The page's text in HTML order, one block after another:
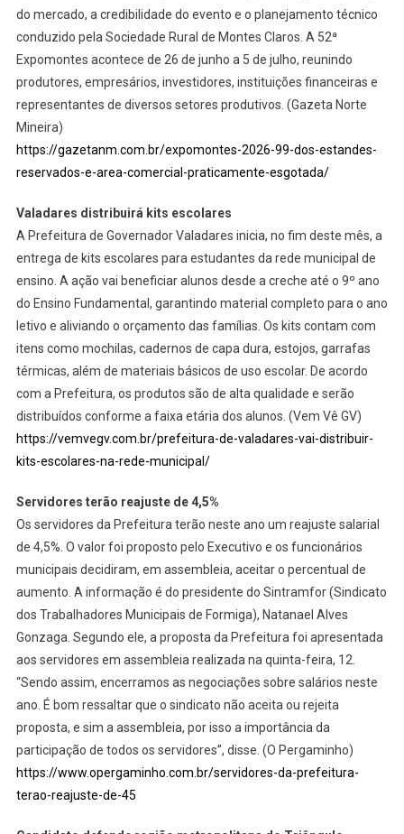
do mercado, a credibilidade do evento e o planejamento técnico
conduzido pela Sociedade Rural de Montes Claros. A 52ª
Expomontes acontece de 26 de junho a 5 de julho, reunindo
produtores, empresários, investidores, instituições financeiras e
representantes de diversos setores produtivos. (Gazeta Norte
Mineira)
https://gazetanm.com.br/expomontes-2026-99-dos-estandes-
reservados-e-area-comercial-praticamente-esgotada/
Valadares distribuirá kits escolares
A Prefeitura de Governador Valadares inicia, no fim deste mês, a
entrega de kits escolares para estudantes da rede municipal de
ensino. A ação vai beneficiar alunos desde a creche até o 9º ano
do Ensino Fundamental, garantindo material completo para o ano
letivo e aliviando o orçamento das famílias. Os kits contam com
itens como mochilas, cadernos de capa dura, estojos, garrafas
térmicas, além de materiais básicos de uso escolar. De acordo
com a Prefeitura, os produtos são de alta qualidade e serão
distribuídos conforme a faixa etária dos alunos. (Vem Vê GV)
https://vemvegv.com.br/prefeitura-de-valadares-vai-distribuir-
kits-escolares-na-rede-municipal/
Servidores terão reajuste de 4,5%
Os servidores da Prefeitura terão neste ano um reajuste salarial
de 4,5%. O valor foi proposto pelo Executivo e os funcionários
municipais decidiram, em assembleia, aceitar o percentual de
aumento. A informação é do presidente do Sintramfor (Sindicato
dos Trabalhadores Municipais de Formiga), Natanael Alves
Gonzaga. Segundo ele, a proposta da Prefeitura foi apresentada
aos servidores em assembleia realizada na quinta-feira, 12.
“Sendo assim, encerramos as negociações sobre salários neste
ano. É bom ressaltar que o sindicato não aceita ou rejeita
proposta, e sim a assembleia, por isso a importância da
participação de todos os servidores”, disse. (O Pergaminho)
https://www.opergaminho.com.br/servidores-da-prefeitura-
terao-reajuste-de-45